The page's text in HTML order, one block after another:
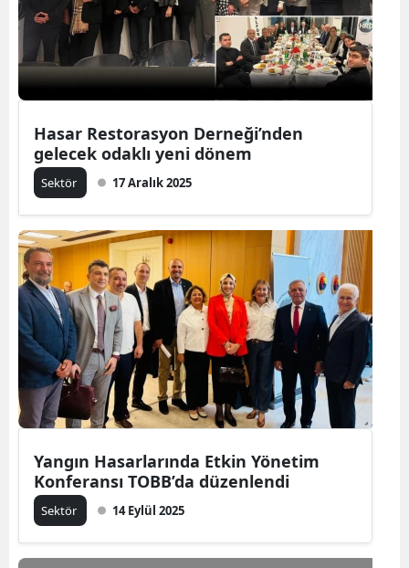
Hasar Restorasyon Derneği’nden
gelecek odaklı yeni dönem
Sektör 17 Aralık 2025
Yangın Hasarlarında Etkin Yönetim
Konferansı TOBB’da düzenlendi
Sektör 14 Eylül 2025